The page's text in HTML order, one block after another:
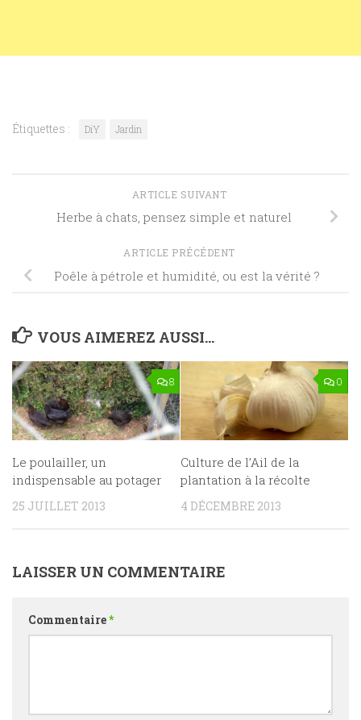
Étiquettes : DiY Jardin
ARTICLE SUIVANT
Herbe à chats, pensez simple et naturel
ARTICLE PRÉCÉDENT
Poêle à pétrole et humidité, ou est la vérité ?
VOUS AIMEREZ AUSSI...
8
Le poulailler, un
indispensable au potager
25 JUILLET 2013
0
Culture de l’Ail de la
plantation à la récolte
4 DÉCEMBRE 2013
LAISSER UN COMMENTAIRE
Commentaire*